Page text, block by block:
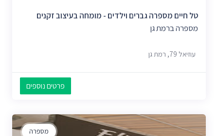
טל חיים מספרה גברים וילדים - מומחה בעיצוב זקנים
מספרה ברמת גן
עוזיאל 79, רמת גן
פרטים נוספים
מספרה